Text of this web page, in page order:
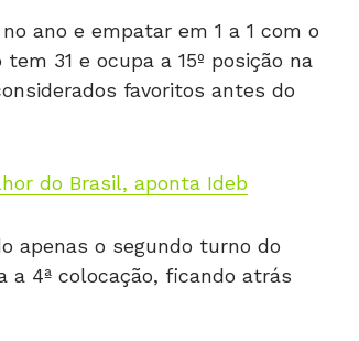
ano e empatar em 1 a 1 com o
31 e ocupa a 15º posição na
favoritos antes do
do Brasil, aponta Ideb
apenas o segundo turno do
a 4ª colocação, ficando atrás